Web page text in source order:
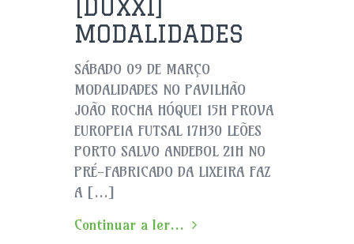
[DUXXI]
MODALIDADES
SÁBADO 09 DE MARÇO
MODALIDADES NO PAVILHÃO
JOÃO ROCHA HÓQUEI 15H PROVA
EUROPEIA FUTSAL 17H30 LEÕES
PORTO SALVO ANDEBOL 21H NO
PRÉ-FABRICADO DA LIXEIRA FAZ
A […]
Continuar a ler...